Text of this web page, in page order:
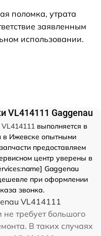
поломка, утрата
заявленным
использовании.
VL414111 Gaggenau
выполняется в
в Ижевске опытными
предоставляем
центр уверены в
Gaggenau
при оформлении
звонка.
VL414111
требует большого
В таких случаях